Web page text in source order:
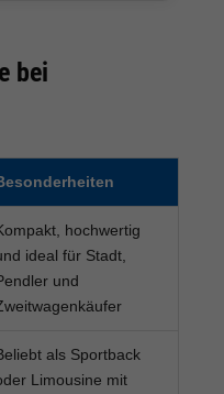
bei
hochwertig
ideal für Stadt,
und
als Sportback
Limousine mit